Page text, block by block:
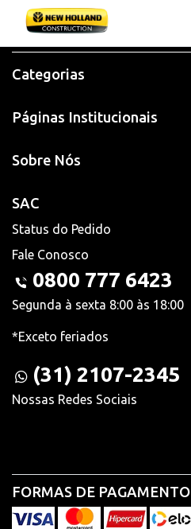
Categorias
Páginas Institucionais
Sobre Nós
SAC
Status do Pedido
Fale Conosco
0800 777 6423
Segunda à sexta 8:00 às 18:00
*Exceto feriados
(31) 2107-2345
Nossas Redes Sociais
FORMAS DE PAGAMENTO